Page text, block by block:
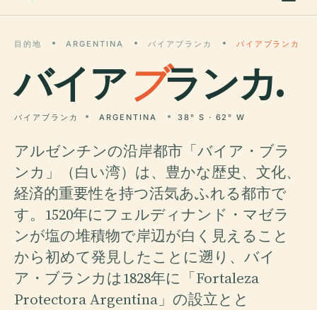
目的地 ARGENTINA バイアブランカ バイアブランカ
バイアブランカ.
バイアブランカ ARGENTINA 38° S · 62° W
アルゼンチンの沿岸都市「バイア・ブラ
ンカ」（白い湾）は、豊かな歴史、文化、
経済的重要性を持つ活気あふれる都市で
す。1520年にフェルディナンド・マゼラ
ンが塩の堆積物で岸辺が白く見えること
から初めて発見したことに遡り、バイ
ア・ブランカは1828年に「Fortaleza
Protectora Argentina」の設立とと